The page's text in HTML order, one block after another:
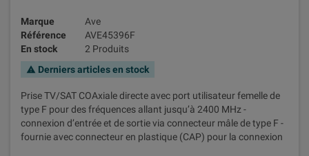
Marque
Ave
Référence
AVE45396F
En stock
2 Produits
warning Derniers articles en stock
Prise TV/SAT COAxiale directe avec port utilisateur femelle de
type F pour des fréquences allant jusqu’à 2400 MHz -
connexion d’entrée et de sortie via connecteur mâle de type F -
fournie avec connecteur en plastique (CAP) pour la connexion